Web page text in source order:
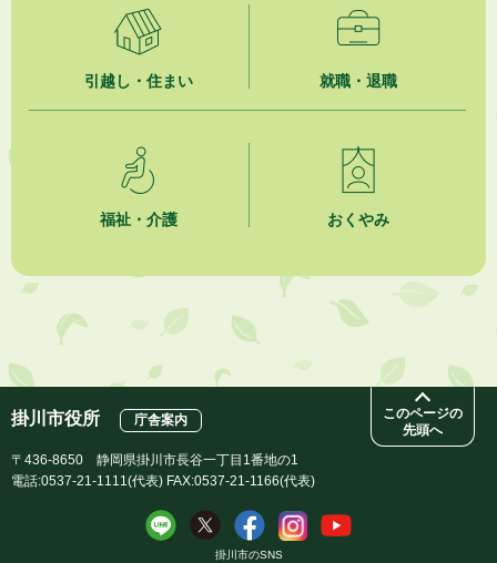
【日本DX大賞2026】ポスターセッション最優秀賞を受賞しました！
2026年8月4日
市民の勇気ある応急手当に感謝状を贈呈しました
夏季休暇期間 開業医等診療予定
2026年8月3日
企業版ふるさと納税（地方創生応援税制）のお願い
引越し・住まい 就職・退職
福祉・介護 おくやみ
このページの
先頭へ
掛川市役所 庁舎案内
〒436-8650 静岡県掛川市長谷一丁目1番地の1
電話:0537-21-1111(代表) FAX:0537-21-1166(代表)
掛川市のSNS